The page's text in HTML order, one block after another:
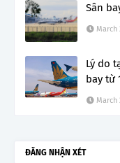
Sân
March
Lý do
bay từ
March
ĐĂNG NHẬN XÉT